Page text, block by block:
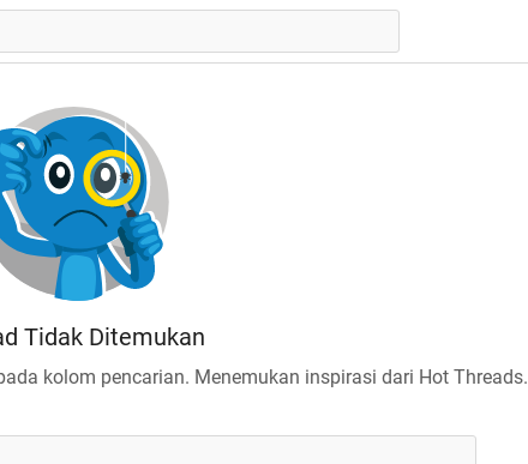
Tidak Ditemukan
kolom pencarian. Menemukan inspirasi dari Hot Threads.